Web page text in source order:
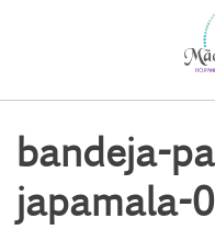
bandeja-
japamala-